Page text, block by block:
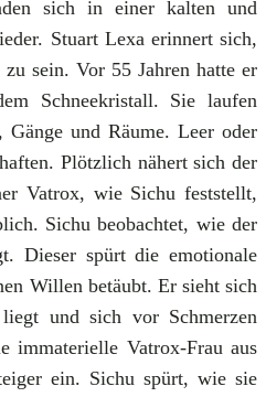
sich in einer kalten und
Stuart Lexa erinnert sich,
sein. Vor 55 Jahren hatte er
Schneekristall. Sie laufen
Gänge und Räume. Leer oder
Plötzlich nähert sich der
Vatrox, wie Sichu feststellt,
Sichu beobachtet, wie der
Dieser spürt die emotionale
Willen betäubt. Er sieht sich
und sich vor Schmerzen
immaterielle Vatrox-Frau aus
ein. Sichu spürt, wie sie